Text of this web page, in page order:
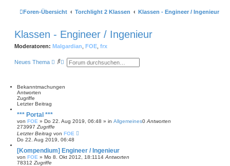
Foren-Übersicht Torchlight 2 Klassen Klassen - Engineer / Ingenieur
Klassen - Engineer / Ingenieur
Moderatoren: Malgardian FOE frx
Neues Thema
S
e
E
i
S
c
h
Bekanntmachungen
Antworten
Zugriffe
Letzter Beitrag
*** Portal ***
von FOE » Do 22. Aug 2019, 06:48 » in Allgemeines0 Antworten
273997 Zugriffe
Letzter Beitrag von FOE
Do 22. Aug 2019, 06:48
[Kompendium] Engineer / Ingenieur
von FOE » Mo 8. Okt 2012, 18:11 14 Antworten
78312 Zugriffe